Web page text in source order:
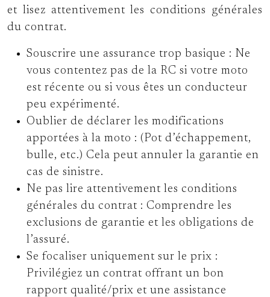
et lisez attentivement les conditions générales
du contrat.
Souscrire une assurance trop basique : Ne
vous contentez pas de la RC si votre moto
est récente ou si vous êtes un conducteur
peu expérimenté.
Oublier de déclarer les modifications
apportées à la moto : (Pot d’échappement,
bulle, etc.) Cela peut annuler la garantie en
cas de sinistre.
Ne pas lire attentivement les conditions
générales du contrat : Comprendre les
exclusions de garantie et les obligations de
l’assuré.
Se focaliser uniquement sur le prix :
Privilégiez un contrat offrant un bon
rapport qualité/prix et une assistance